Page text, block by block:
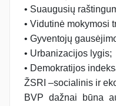
• Suaugusių
• Vidutinė mokymosi
• Gyventojų
• Urbanizacijos lygis;
• Demokratijos
ŽSRI –socialinis ir
BVP dažnai būna